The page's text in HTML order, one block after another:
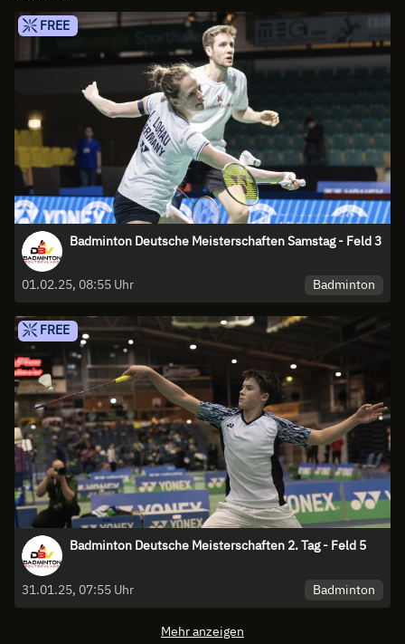
FREE
Badminton Deutsche Meisterschaften Samstag - Feld 3
01.02.25, 08:55 Uhr Badminton
FREE
Badminton Deutsche Meisterschaften 2. Tag - Feld 5
31.01.25, 07:55 Uhr Badminton
Mehr anzeigen